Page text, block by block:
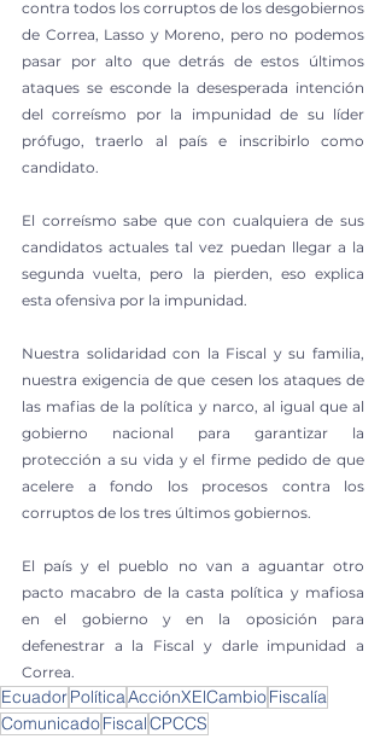
contra todos los corruptos de los desgobiernos
de Correa, Lasso y Moreno, pero no podemos
pasar por alto que detrás de estos últimos
ataques se esconde la desesperada intención
del correísmo por la impunidad de su líder
prófugo, traerlo al país e inscribirlo como
candidato.
El correísmo sabe que con cualquiera de sus
candidatos actuales tal vez puedan llegar a la
segunda vuelta, pero la pierden, eso explica
esta ofensiva por la impunidad.
Nuestra solidaridad con la Fiscal y su familia,
nuestra exigencia de que cesen los ataques de
las mafias de la política y narco, al igual que al
gobierno nacional para garantizar la
protección a su vida y el firme pedido de que
acelere a fondo los procesos contra los
corruptos de los tres últimos gobiernos.
El país y el pueblo no van a aguantar otro
pacto macabro de la casta política y mafiosa
en el gobierno y en la oposición para
defenestrar a la Fiscal y darle impunidad a
Correa.
EcuadorPolíticaAcciónXElCambioFiscalía
ComunicadoFiscalCPCCS